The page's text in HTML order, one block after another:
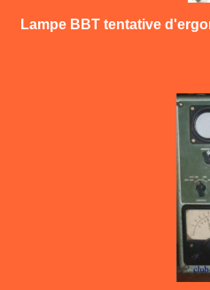
Lampe BBT tentative